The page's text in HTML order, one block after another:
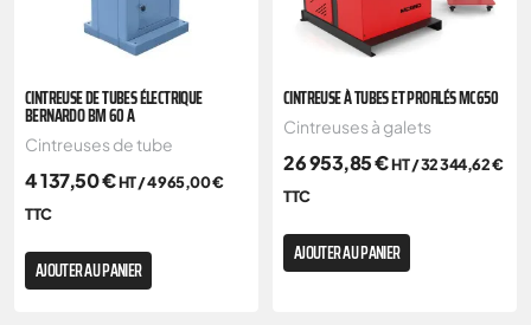
CINTREUSE DE TUBES ÉLECTRIQUE
BERNARDO BM 60 A
Cintreuses de tube
4 137,50€HT /4 965,00€
TTC
AJOUTER AU PANIER
CINTREUSE À TUBES ET PROFILÉS MC650
Cintreuses à galets
26 953,85€HT /32 344,62€
TTC
AJOUTER AU PANIER